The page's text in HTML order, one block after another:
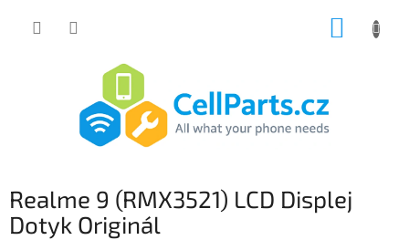
Realme 9 (RMX3521) LCD Displej
Dotyk Originál